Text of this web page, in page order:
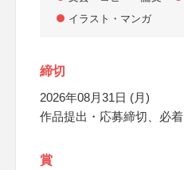
イラスト・マンガ
締切
2026年08月31日 (月)
作品提出・応募締切、必着
賞